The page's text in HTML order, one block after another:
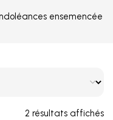
ensemencée
2 résultats affichés